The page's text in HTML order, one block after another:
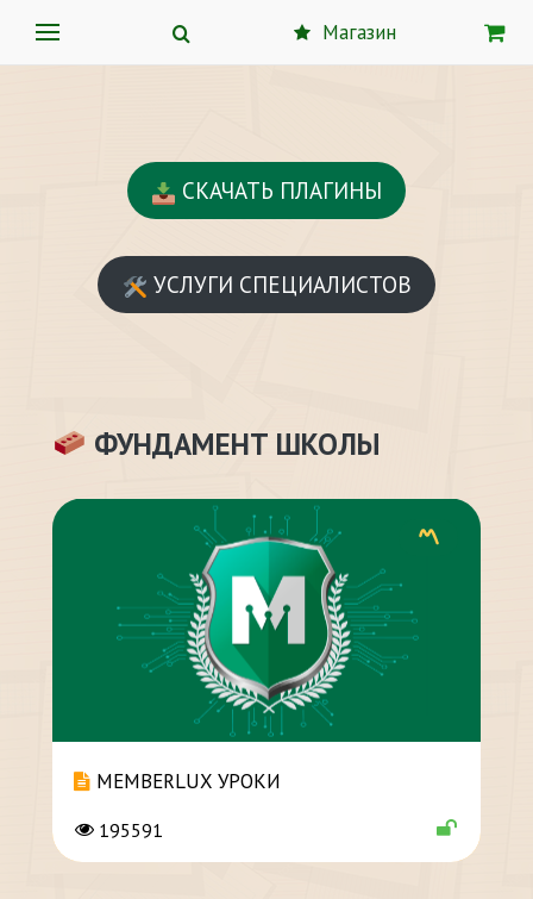
Магазин
СКАЧАТЬ ПЛАГИНЫ
УСЛУГИ СПЕЦИАЛИСТОВ
ФУНДАМЕНТ ШКОЛЫ
MEMBERLUX УРОКИ
195591